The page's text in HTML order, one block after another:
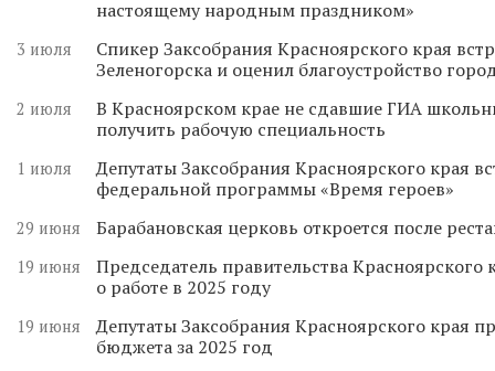
настоящему народным праздником»
3 июля
Спикер Заксобрания Красноярского края
Зеленогорска и оценил благоустройство
2 июля
В Красноярском крае не сдавшие ГИА
получить рабочую специальность
1 июля
Депутаты Заксобрания Красноярского края
федеральной программы «Время героев»
29 июня Барабановская церковь откроется после
19 июня
Председатель правительства Красноярского
о работе в 2025 году
19 июня
Депутаты Заксобрания Красноярского края
бюджета за 2025 год